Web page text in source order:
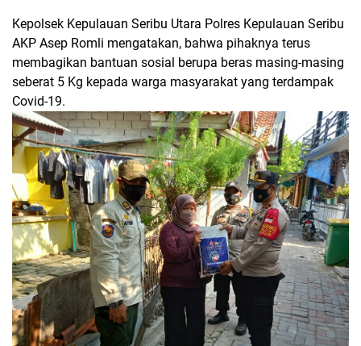
Kepolsek Kepulauan Seribu Utara Polres Kepulauan Seribu
AKP Asep Romli mengatakan, bahwa pihaknya terus
membagikan bantuan sosial berupa beras masing-masing
seberat 5 Kg kepada warga masyarakat yang terdampak
Covid-19.